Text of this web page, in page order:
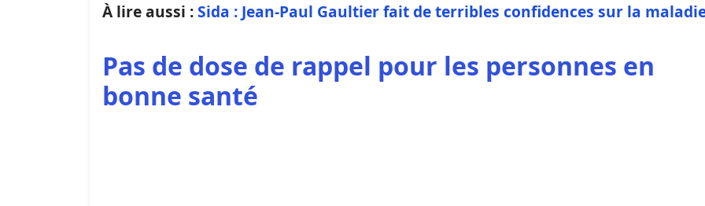
À lire aussi :Sida : Jean-Paul Gaultier fait de terribles confidences sur la
Pas de dose de rappel pour les personnes en
bonne santé